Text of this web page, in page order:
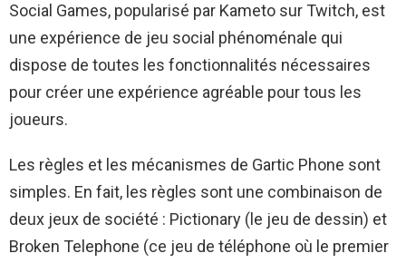
Social Games, popularisé par Kameto sur Twitch, est
une expérience de jeu social phénoménale qui
dispose de toutes les fonctionnalités nécessaires
pour créer une expérience agréable pour tous les
joueurs.
Les règles et les mécanismes de Gartic Phone sont
simples. En fait, les règles sont une combinaison de
deux jeux de société : Pictionary (le jeu de dessin) et
Broken Telephone (ce jeu de téléphone où le premier